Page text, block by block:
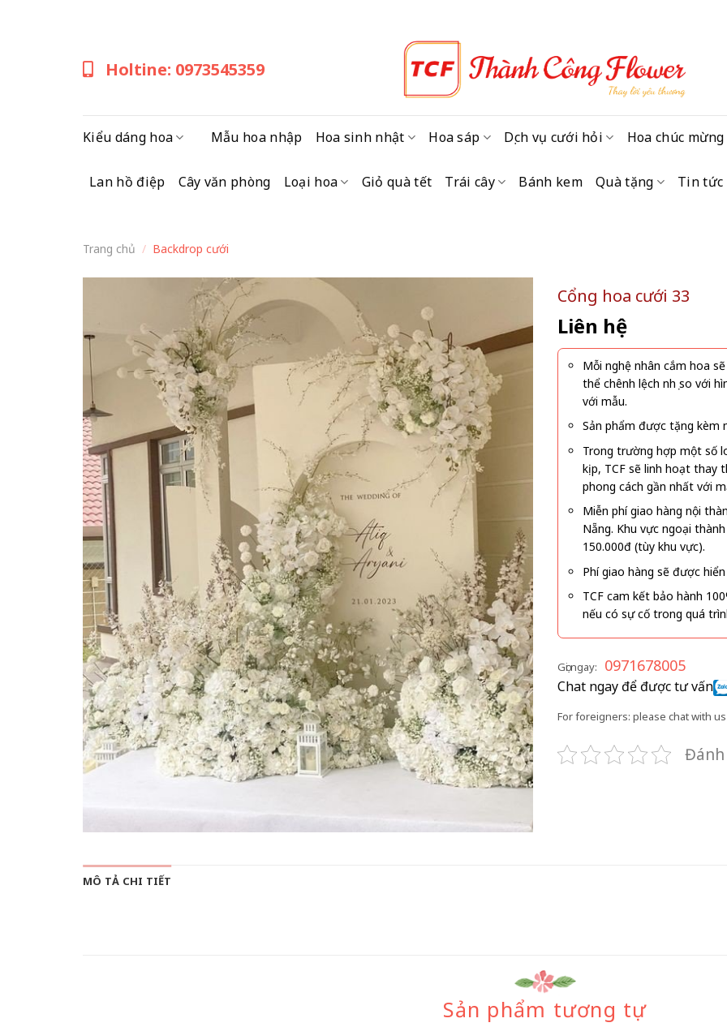
Holtine: 0973545359
Kiểu dáng hoa Mẫu hoa nhập Hoa sinh nhật Hoa sáp Dịch vụ cưới hỏi Hoa chúc mừng
Lan hồ điệp Cây văn phòng Loại hoa Giỏ quà tết Trái cây Bánh kem Quà tặng Tin tức
Trang chủ / Backdrop cưới
Cổng hoa cưới 33
Liên hệ
Mỗi nghệ nhân cắm hoa
thể chênh lệch nhẹ so với
với mẫu.
Sản phẩm được tặng kèm
Trong trường hợp một số
kịp, TCF sẽ linh hoạt thay
phong cách gần nhất với
Miễn phí giao hàng nội
Nẵng. Khu vực ngoại
150.000đ (tùy khu vực).
Phí giao hàng sẽ được
TCF cam kết bảo hành
nếu có sự cố trong quá
Gọi ngay: 0971678005
Chat ngay để được tư vấn
For foreigners: please chat with
MÔ TẢ CHI TIẾT
Sản phẩm tương tự